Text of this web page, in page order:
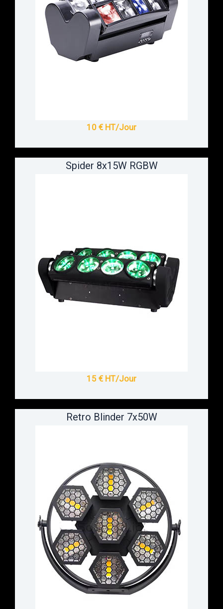
10 € HT/Jour
Spider 8x15W RGBW
15 € HT/Jour
Retro Blinder 7x50W